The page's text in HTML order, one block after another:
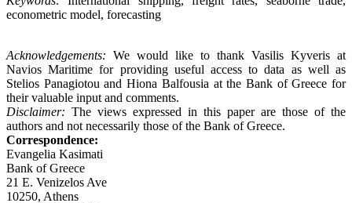
econometric model, forecasting
Acknowledgements: We would like to thank Vasilis Kyveris at
Navios Maritime for providing useful access to data as well as
Stelios Panagiotou and Hiona Balfousia at the Bank of Greece for
their valuable input and comments.
Disclaimer: The views expressed in this paper are those of the
authors and not necessarily those of the Bank of Greece.
Correspondence:
Evangelia Kasimati
Bank of Greece
21 E. Venizelos Ave
10250, Athens